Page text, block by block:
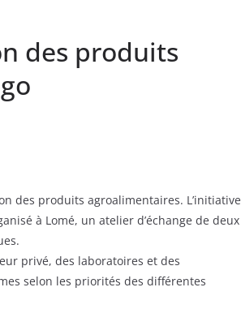
des produits
des produits agroalimentaires. L’initiative
à Lomé, un atelier d’échange de deux
privé, des laboratoires et des
selon les priorités des différentes